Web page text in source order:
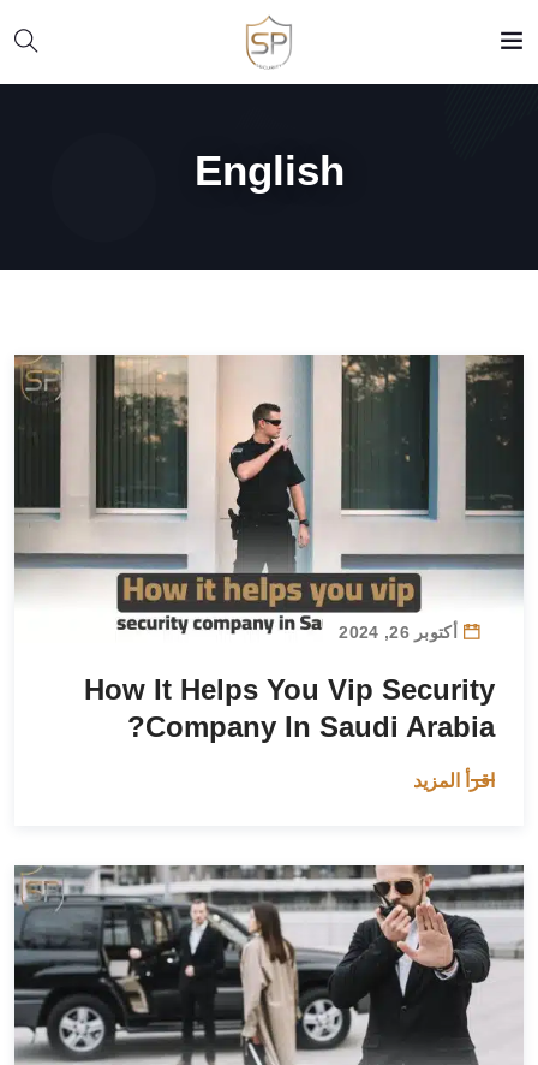
English
أكتوبر 26, 2024
How It Helps You Vip Security
Company In Saudi Arabia?
اقرأ المزيد